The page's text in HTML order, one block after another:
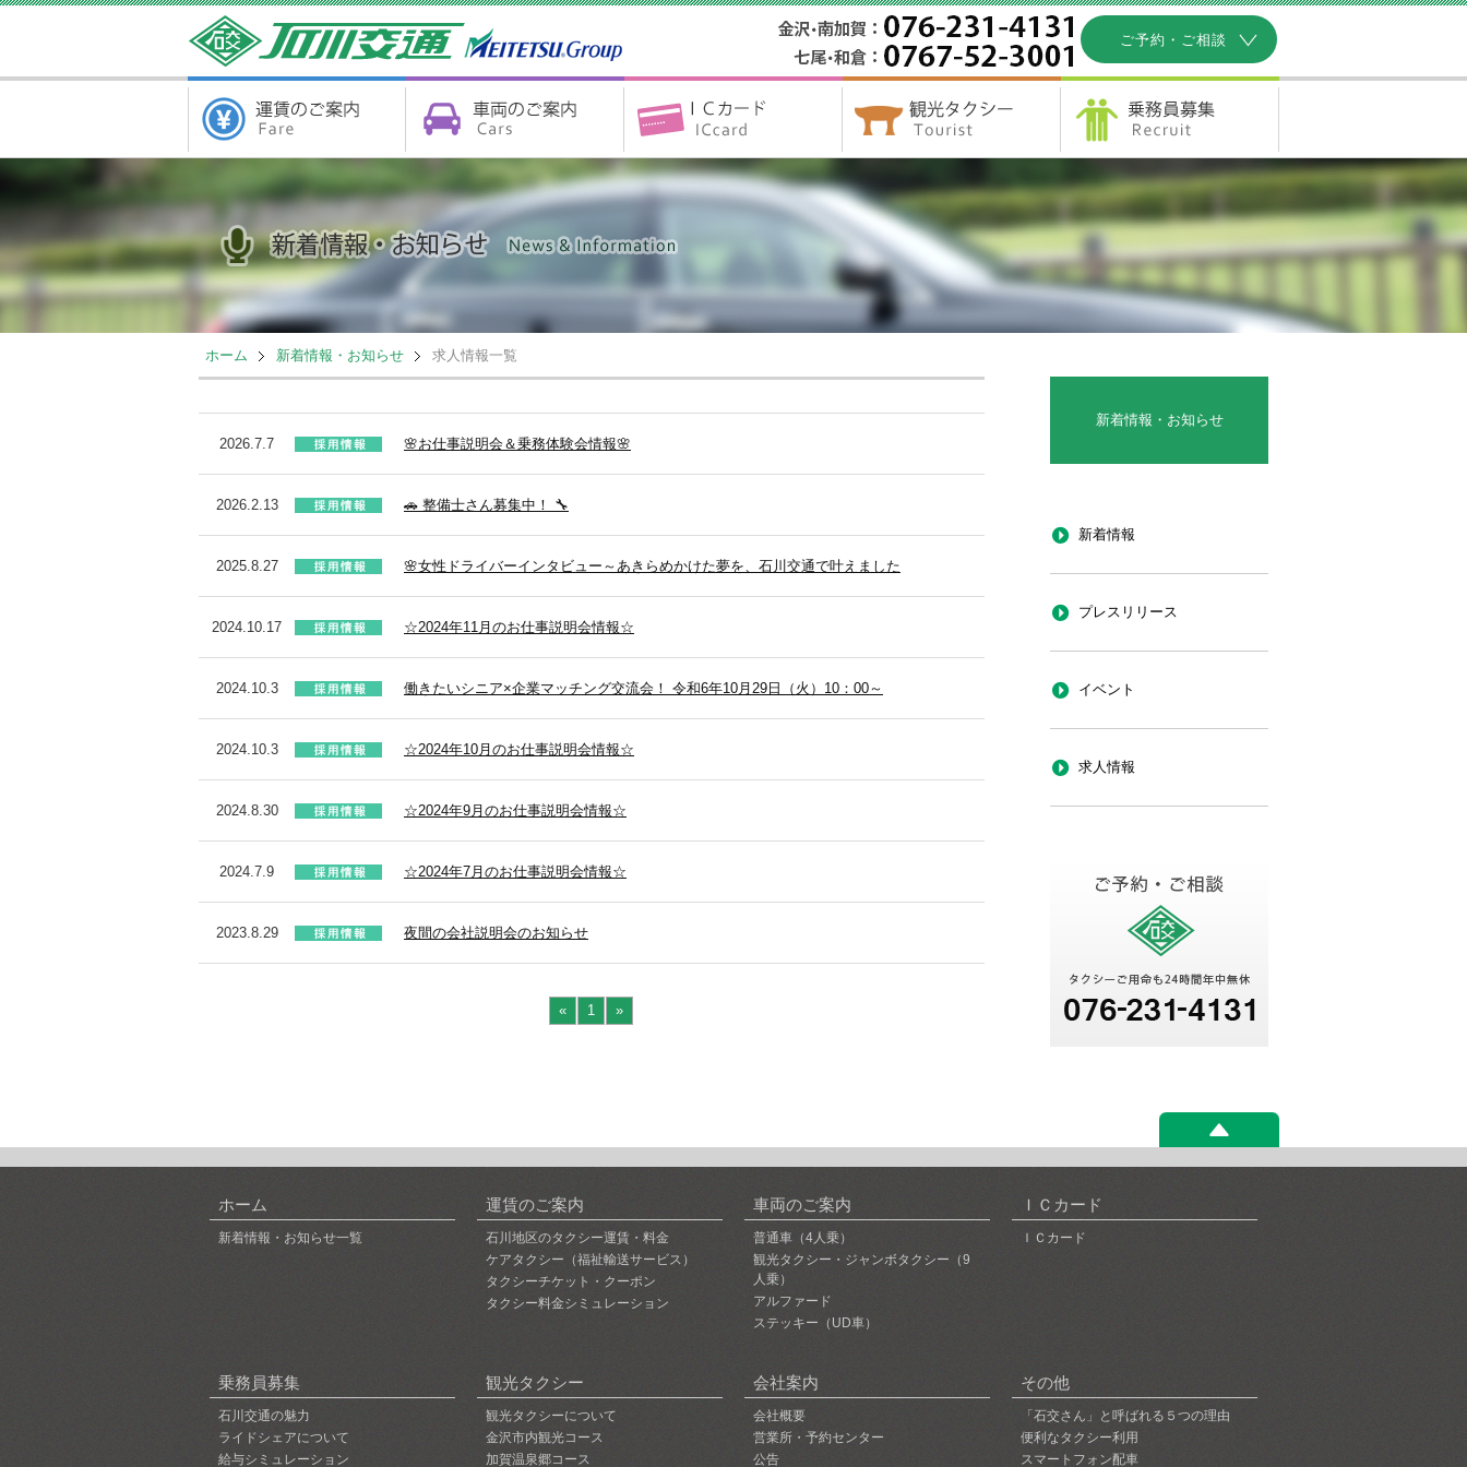
ご予約・ご相談
ホーム 新着情報・お知らせ 求人情報一覧
2026.7.7 🌸お仕事説明会＆乗務体験会情報🌸
2026.2.13 🚗 整備士さん募集中！ 🔧
2025.8.27 🌸女性ドライバーインタビュー～あきらめかけた夢を、石川交通で叶えました
2024.10.17 ☆2024年11月のお仕事説明会情報☆
2024.10.3 働きたいシニア×企業マッチング交流会！ 令和6年10月29日（火）10：00～
2024.10.3 ☆2024年10月のお仕事説明会情報☆
2024.8.30 ☆2024年9月のお仕事説明会情報☆
2024.7.9 ☆2024年7月のお仕事説明会情報☆
2023.8.29 夜間の会社説明会のお知らせ
« 1 »
新着情報・お知らせ
新着情報
プレスリリース
イベント
求人情報
ホーム
新着情報・お知らせ一覧
運賃のご案内
石川地区のタクシー運賃・料金
ケアタクシー（福祉輸送サービス）
タクシーチケット・クーポン
タクシー料金シミュレーション
車両のご案内
普通車（4人乗）
観光タクシー・ジャンボタクシー（9
人乗）
アルファード
ステッキー（UD車）
ＩＣカード
ＩＣカード
乗務員募集
石川交通の魅力
ライドシェアについて
給与シミュレーション
観光タクシー
観光タクシーについて
金沢市内観光コース
加賀温泉郷コース
会社案内
会社概要
営業所・予約センター
公告
その他
「石交さん」と呼ばれる５つの理由
便利なタクシー利用
スマートフォン配車